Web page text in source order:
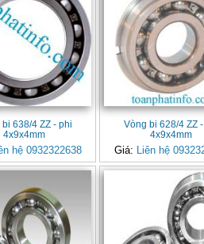
bi 638/4 ZZ - phi
4x9x4mm
hệ 0932322638
Vòng bi 628/4 ZZ
4x9x4mm
Giá: Liên hệ